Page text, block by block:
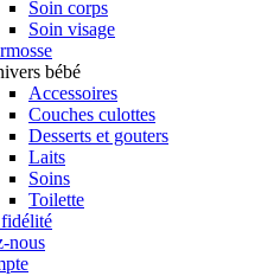
Soin corps
Soin visage
bébé
Accessoires
Couches culottes
Desserts et gouters
Laits
Soins
Toilette
nous